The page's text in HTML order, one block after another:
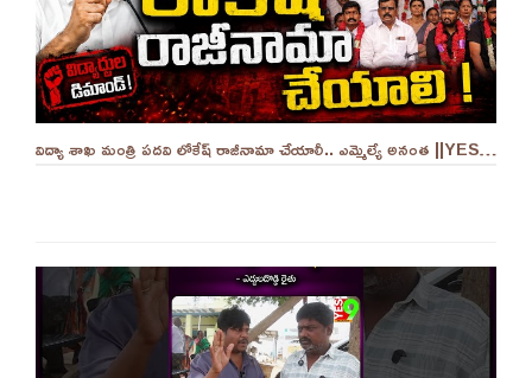
విద్యా శాఖ మంత్రి పదవి లోకేష్ రాజీనామా చేయాలీ.. ఎమ్మెల్యే అనంత ||YES 9TV